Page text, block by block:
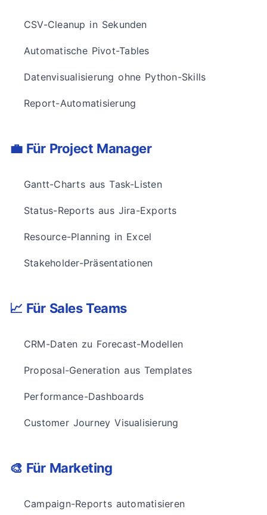
CSV-Cleanup in Sekunden
Automatische Pivot-Tables
Datenvisualisierung ohne Python-Skills
Report-Automatisierung
💼 Für Project Manager
Gantt-Charts aus Task-Listen
Status-Reports aus Jira-Exports
Resource-Planning in Excel
Stakeholder-Präsentationen
📈 Für Sales Teams
CRM-Daten zu Forecast-Modellen
Proposal-Generation aus Templates
Performance-Dashboards
Customer Journey Visualisierung
🎨 Für Marketing
Campaign-Reports automatisieren